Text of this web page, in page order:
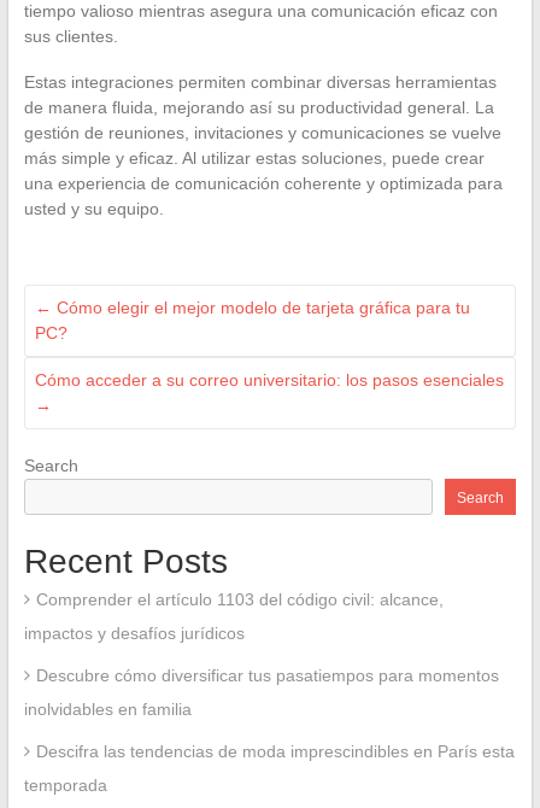
tiempo valioso mientras asegura una comunicación eficaz con
sus clientes.
Estas integraciones permiten combinar diversas herramientas
de manera fluida, mejorando así su productividad general. La
gestión de reuniones, invitaciones y comunicaciones se vuelve
más simple y eficaz. Al utilizar estas soluciones, puede crear
una experiencia de comunicación coherente y optimizada para
usted y su equipo.
← Cómo elegir el mejor modelo de tarjeta gráfica para tu
PC?
Cómo acceder a su correo universitario: los pasos esenciales
→
Search
Search
Recent Posts
Comprender el artículo 1103 del código civil: alcance,
impactos y desafíos jurídicos
Descubre cómo diversificar tus pasatiempos para momentos
inolvidables en familia
Descifra las tendencias de moda imprescindibles en París esta
temporada